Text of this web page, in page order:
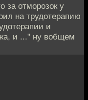
за отморозок у
на трудотерапию
и
и ..." ну вобщем